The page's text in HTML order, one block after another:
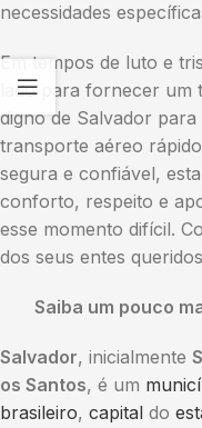
necessidades
Em tempos de luto e
lado para fornecer
digno de Salvador
transporte aéreo
segura e confiável,
conforto, respeito e
esse momento difícil.
dos seus entes
Saiba um pouco
Salvador, inicialmente
os Santos, é um
brasileiro, capital do